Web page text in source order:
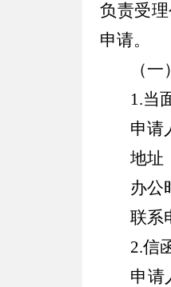
负责受
申请。
（
1.当
申请
地址
办公
联系
2.信
申请